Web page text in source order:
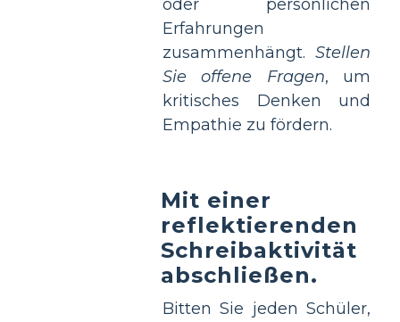
oder persönlichen
Erfahrungen
zusammenhängt. Stellen
Sie offene Fragen, um
kritisches Denken und
Empathie zu fördern.
Mit einer
reflektierenden
Schreibaktivität
abschließen.
Bitten Sie jeden Schüler,